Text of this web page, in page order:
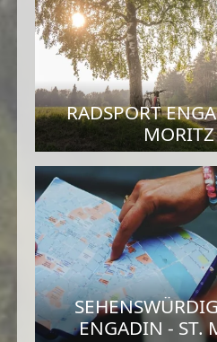
RADSPORT
MORITZ
ENGADIN - ST.